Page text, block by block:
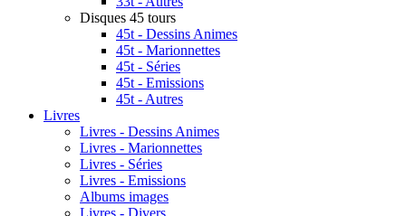
Disques 45 tours
45t - Dessins Animes
45t - Marionnettes
45t - Séries
45t - Emissions
45t - Autres
Livres
Livres - Dessins Animes
Livres - Marionnettes
Livres - Séries
Livres - Emissions
Albums images
Livres - Divers